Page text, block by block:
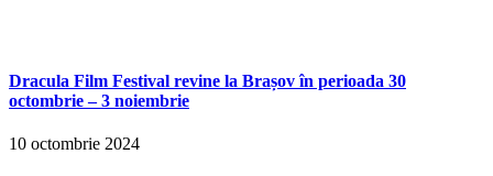
Dracula Film Festival revine la Brașov în perioada 30
octombrie – 3 noiembrie
10 octombrie 2024